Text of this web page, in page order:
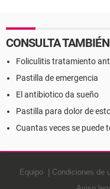
CONSULTA TAMBIÉN
Foliculitis tratamiento
Pastilla de emergencia
El antibiotico da sueño
Pastilla para dolor de
Cuantas veces se puede
Equipo Condiciones de